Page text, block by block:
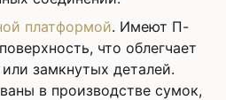
платформой. Имеют П-
что облегчает
замкнутых деталей.
в производстве сумок,